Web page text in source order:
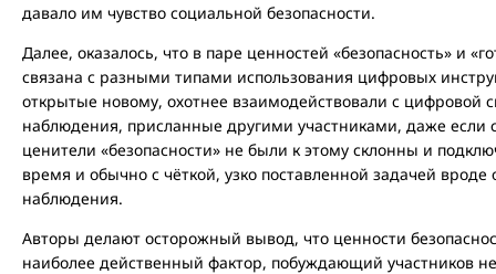
давало им чувство социальной безопасности.
Далее, оказалось, что в паре ценностей «безопасность» и
связана с разными типами использования цифровых
открытые новому, охотнее взаимодействовали с цифровой
наблюдения, присланные другими участниками, даже если
ценители «безопасности» не были к этому склонны и
время и обычно с чёткой, узко поставленной задачей вроде
наблюдения.
Авторы делают осторожный вывод, что ценности
наиболее действенный фактор, побуждающий участников